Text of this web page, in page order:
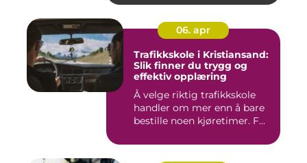
06. apr
Trafikkskole i Kristiansand:
Slik finner du trygg og
effektiv opplæring
Å velge riktig trafikkskole
handler om mer enn å bare
bestille noen kjøretimer. F...